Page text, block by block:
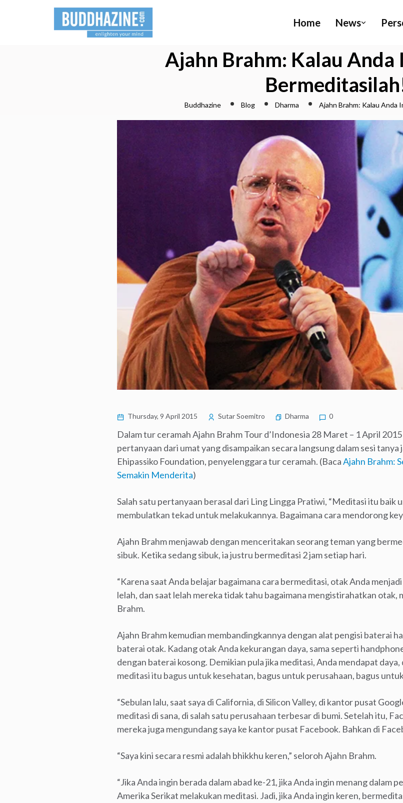
Home News
Ajahn Brahm: Kalau Anda
Buddhazine Blog Dharma Ajahn Brahm: Kalau Anda
Thursday, 9 April 2015 Sutar Soemitro Dharma 0
Dalam tur ceramah Ajahn Brahm Tour d’Indonesia 28 Maret – 1 April
pertanyaan dari umat yang disampaikan secara langsung dalam sesi
Ehipassiko Foundation, penyelenggara tur ceramah. (BacaAjahn Brahm:
Semakin Menderita)
Salah satu pertanyaan berasal dari Ling Lingga Pratiwi, “Meditasi itu baik
membulatkan tekad untuk melakukannya. Bagaimana cara mendorong
Ajahn Brahm menjawab dengan menceritakan seorang teman yang
sibuk. Ketika sedang sibuk, ia justru bermeditasi 2 jam setiap hari.
“Karena saat Anda belajar bagaimana cara bermeditasi, otak Anda
lelah, dan saat lelah mereka tidak tahu bagaimana mengistirahatkan otak,
Brahm.
Ajahn Brahm kemudian membandingkannya dengan alat pengisi baterai
baterai otak. Kadang otak Anda kekurangan daya, sama seperti
dengan baterai kosong. Demikian pula jika meditasi, Anda mendapat
meditasi itu bagus untuk kesehatan, bagus untuk perusahaan, bagus
“Sebulan lalu, saat saya di California, di Silicon Valley, di kantor pusat
meditasi di sana, di salah satu perusahaan terbesar di bumi. Setelah itu,
mereka juga mengundang saya ke kantor pusat Facebook. Bahkan di
“Saya kini secara resmi adalah bhikkhu keren,” seloroh Ajahn Brahm.
“Jika Anda ingin berada dalam abad ke-21, jika Anda ingin menang dalam
Amerika Serikat melakukan meditasi. Jadi, jika Anda ingin keren,